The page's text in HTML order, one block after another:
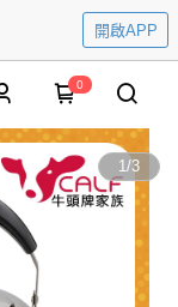
開啟APP
0
1/3